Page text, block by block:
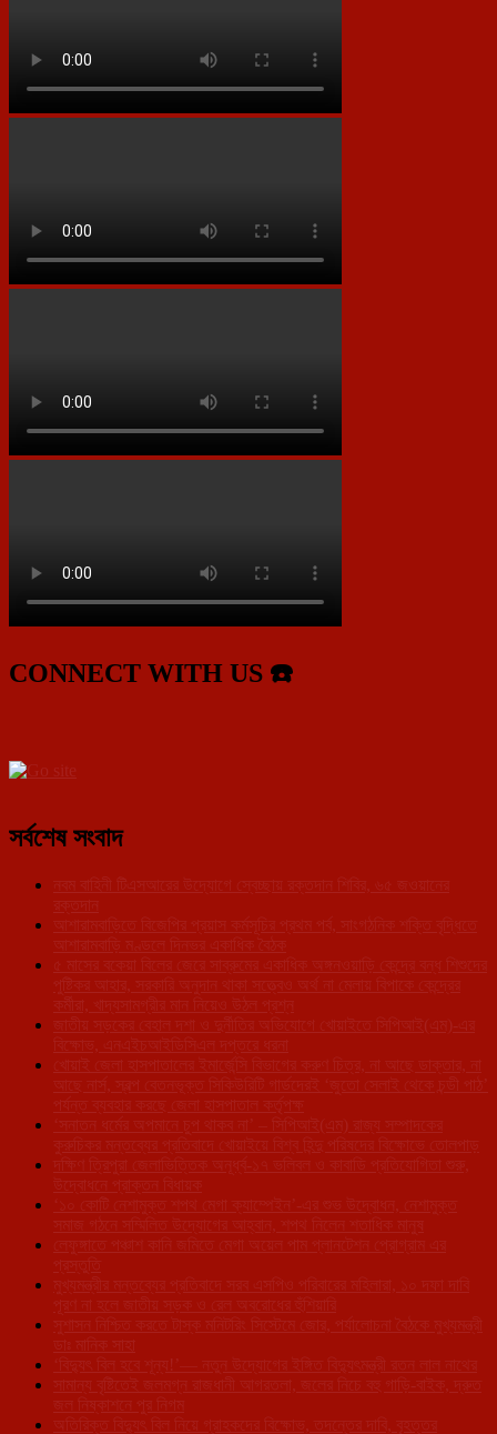
CONNECT WITH US ☎️
সর্বশেষ সংবাদ
নবম বাহিনী টিএসআরের উদ্যোগে স্বেচ্ছায় রক্তদান শিবির, ৬৫ জওয়ানের
রক্তদান
আশারামবাড়িতে বিজেপির প্রয়াস কর্মসূচির প্রথম পর্ব, সাংগঠনিক শক্তি বৃদ্ধিতে
আশারামবাড়ি মণ্ডলে দিনভর একাধিক বৈঠক
৫ মাসের বকেয়া বিলের জেরে সাব্রুমের একাধিক অঙ্গনওয়াড়ি কেন্দ্রে বন্ধ শিশুদের
পুষ্টিকর আহার, সরকারি অনুদান থাকা সত্ত্বেও অর্থ না মেলায় বিপাকে কেন্দ্রের
কর্মীরা, খাদ্যসামগ্রীর মান নিয়েও উঠল প্রশ্ন
জাতীয় সড়কের বেহাল দশা ও দুর্নীতির অভিযোগে খোয়াইতে সিপিআই(এম)-এর
বিক্ষোভ, এনএইচআইডিসিএল দপ্তরে ধরনা
খোয়াই জেলা হাসপাতালের ইমার্জেন্সি বিভাগের করুণ চিত্র, না আছে ডাক্তার, না
আছে নার্স, স্বল্প বেতনভূক্ত সিকিউরিটি গার্ডদেরই ‘জুতো সেলাই থেকে চন্ডী পাঠ’
পর্যন্ত ব্যবহার করছে জেলা হাসপাতাল কর্তৃপক্ষ
‘সনাতন ধর্মের অপমানে চুপ থাকব না’ – সিপিআই(এম) রাজ্য সম্পাদকের
কুরুচিকর মন্তব্যের প্রতিবাদে খোয়াইয়ে বিশ্ব হিন্দু পরিষদের বিক্ষোভে তোলপাড়
দক্ষিণ ত্রিপুরা জেলাভিত্তিক অনূর্ধ্ব-১৭ ভলিবল ও কাবাডি প্রতিযোগিতা শুরু,
উদ্বোধনে প্রাক্তন বিধায়ক
‘১০ কোটি নেশামুক্ত শপথ মেগা ক্যাম্পেইন’-এর শুভ উদ্বোধন, নেশামুক্ত
সমাজ গঠনে সম্মিলিত উদ্যোগের আহ্বান, শপথ নিলেন শতাধিক মানুষ
লেফুঙ্গাতে পঞ্চাশ কানি জমিতে মেগা অয়েল পাম প্লানটেশন প্রোগ্রাম এর
প্রস্তুতি
মুখ্যমন্ত্রীর মন্তব্যের প্রতিবাদে সরব এসপিও পরিবারের মহিলারা, ১০ দফা দাবি
পূরণ না হলে জাতীয় সড়ক ও রেল অবরোধের হুঁশিয়ারি
সুশাসন নিশ্চিত করতে টাস্ক মনিটরিং সিস্টেমে জোর, পর্যালোচনা বৈঠকে মুখ্যমন্ত্রী
ডাঃ মানিক সাহা
‘বিদ্যুৎ বিল হবে শূন্য!’— নতুন উদ্যোগের ইঙ্গিত বিদ্যুৎমন্ত্রী রতন লাল নাথের
সামান্য বৃষ্টিতেই জলমগ্ন রাজধানী আগরতলা, জলের নিচে বহু গাড়ি-বাইক, দ্রুত
জল নিষ্কাশনে পুর নিগম
অতিরিক্ত বিদ্যুৎ বিল নিয়ে গ্রাহকদের বিক্ষোভ, তদন্তের দাবি, বৃহত্তর